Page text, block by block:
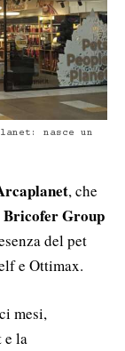
nasce un
, che
Bricofer Group
del pet
e Ottimax.
mesi,
e la